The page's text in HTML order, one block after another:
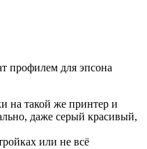
профилем для эпсона
на такой же принтер и
даже серый красивый,
или не всё